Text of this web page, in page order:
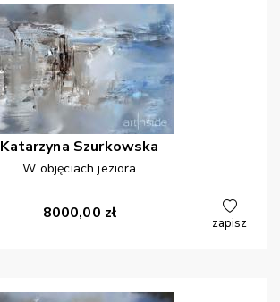
Katarzyna Szurkowska
W objęciach jeziora
8000,00 zł
zapisz